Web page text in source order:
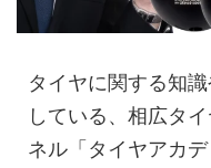
タイヤに関する知
している、相広タ
ネル「タイヤアカデ